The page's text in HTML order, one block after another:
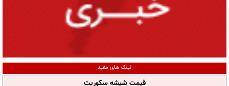
لینک های مفید
قیمت شیشه سکوریت